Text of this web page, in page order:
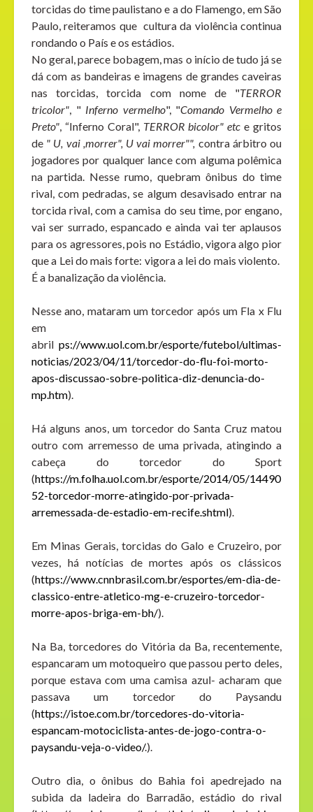
torcidas do time paulistano e a do Flamengo, em São
Paulo, reiteramos que cultura da violência continua
rondando o País e os estádios.
No geral, parece bobagem, mas o início de tudo já se
dá com as bandeiras e imagens de grandes caveiras
nas torcidas, torcida com nome de "TERROR
tricolor", " Inferno vermelho", "Comando Vermelho e
Preto", “Inferno Coral", TERROR bicolor" etc e gritos
de " U, vai ,morrer", U vai morrer"", contra árbitro ou
jogadores por qualquer lance com alguma polêmica
na partida. Nesse rumo, quebram ônibus do time
rival, com pedradas, se algum desavisado entrar na
torcida rival, com a camisa do seu time, por engano,
vai ser surrado, espancado e ainda vai ter aplausos
para os agressores, pois no Estádio, vigora algo pior
que a Lei do mais forte: vigora a lei do mais violento.
É a banalização da violência.
Nesse ano, mataram um torcedor após um Fla x Flu
em
abril ps://www.uol.com.br/esporte/futebol/ultimas-
noticias/2023/04/11/torcedor-do-flu-foi-morto-
apos-discussao-sobre-politica-diz-denuncia-do-
mp.htm).
Há alguns anos, um torcedor do Santa Cruz matou
outro com arremesso de uma privada, atingindo a
cabeça do torcedor do Sport
(https://m.folha.uol.com.br/esporte/2014/05/14490
52-torcedor-morre-atingido-por-privada-
arremessada-de-estadio-em-recife.shtml).
Em Minas Gerais, torcidas do Galo e Cruzeiro, por
vezes, há notícias de mortes após os clássicos
(https://www.cnnbrasil.com.br/esportes/em-dia-de-
classico-entre-atletico-mg-e-cruzeiro-torcedor-
morre-apos-briga-em-bh/).
Na Ba, torcedores do Vitória da Ba, recentemente,
espancaram um motoqueiro que passou perto deles,
porque estava com uma camisa azul- acharam que
passava um torcedor do Paysandu
(https://istoe.com.br/torcedores-do-vitoria-
espancam-motociclista-antes-de-jogo-contra-o-
paysandu-veja-o-video/.).
Outro dia, o ônibus do Bahia foi apedrejado na
subida da ladeira do Barradão, estádio do rival